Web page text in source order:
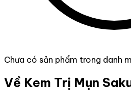
Chưa có sản phẩm trong danh
Về Kem Trị Mụn